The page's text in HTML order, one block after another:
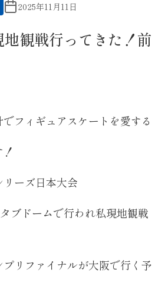
2025年11月11日
観戦行ってきた！前
フィギュアスケートを愛する
ーズ日本大会
ブドームで行われ私現地観戦
リファイナルが大阪で行く予